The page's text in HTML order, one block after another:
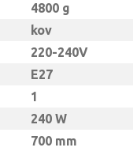
4800 g
kov
220-240V
E27
1
240 W
700 mm